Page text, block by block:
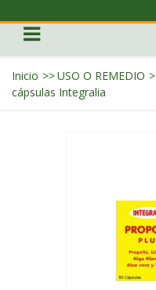
Inicio >>USO O REMEDIO
cápsulas Integralia